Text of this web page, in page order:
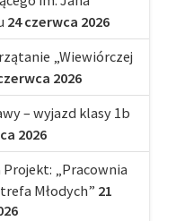
24 czerwca 2026
„Wiewiórczej
2026
– wyjazd klasy 1b
2026
„Pracownia
Młodych” 21